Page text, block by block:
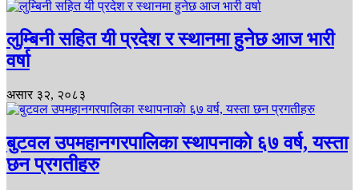
लुम्बिनी सहित यी प्रदेश र स्थानमा हुनेछ आज भारी
वर्षा
असार ३२, २०८३
बुटवल उपमहानगरपालिका स्थापनाकाे ६७ वर्ष, यस्ता
छन प्रगतीहरु